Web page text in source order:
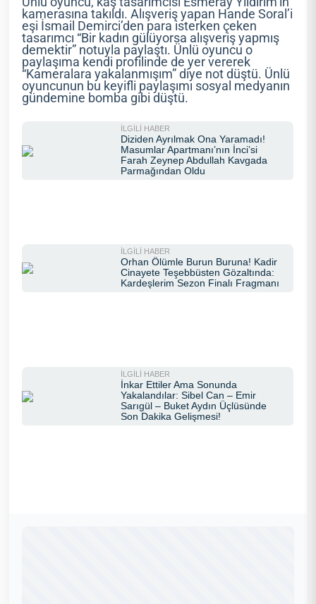
kamerasına takıldı. Alışveriş yapan Hande Soral’i
eşi İsmail Demirci’den para isterken çeken
tasarımcı “Bir kadın gülüyorsa alışveriş yapmış
demektir” notuyla paylaştı. Ünlü oyuncu o
paylaşıma kendi profilinde de yer vererek
“Kameralara yakalanmışım” diye not düştü. Ünlü
oyuncunun bu keyifli paylaşımı sosyal medyanın
gündemine bomba gibi düştü.